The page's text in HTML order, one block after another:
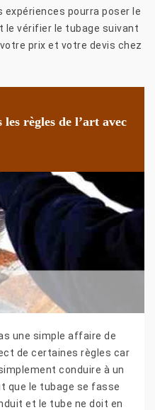
pourra poser le
le vérifier le tubage suivant
prix et votre devis chez
les règles de l’art avec
une simple affaire de
de certaines règles car
conduire à un
que le tubage se fasse
et le tube ne doit en